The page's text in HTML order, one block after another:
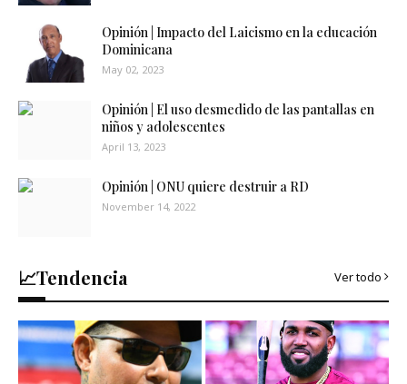
Opinión | Impacto del Laicismo en la educación
Dominicana
May 02, 2023
Opinión | El uso desmedido de las pantallas en
niños y adolescentes
April 13, 2023
Opinión | ONU quiere destruir a RD
November 14, 2022
📈Tendencia Ver todo